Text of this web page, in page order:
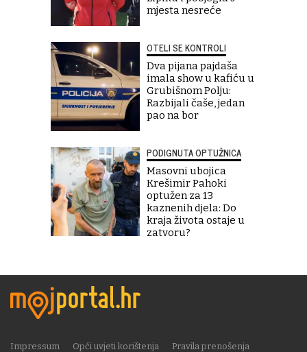
mjesta nesreće
OTELI SE KONTROLI
Dva pijana pajdaša
imala show u kafiću u
Grubišnom Polju:
Razbijali čaše, jedan
pao na bor
PODIGNUTA OPTUŽNICA
Masovni ubojica
Krešimir Pahoki
optužen za 13
kaznenih djela: Do
kraja života ostaje u
zatvoru?
Impressum Opći uvjeti korištenja
Pravila prenošenja